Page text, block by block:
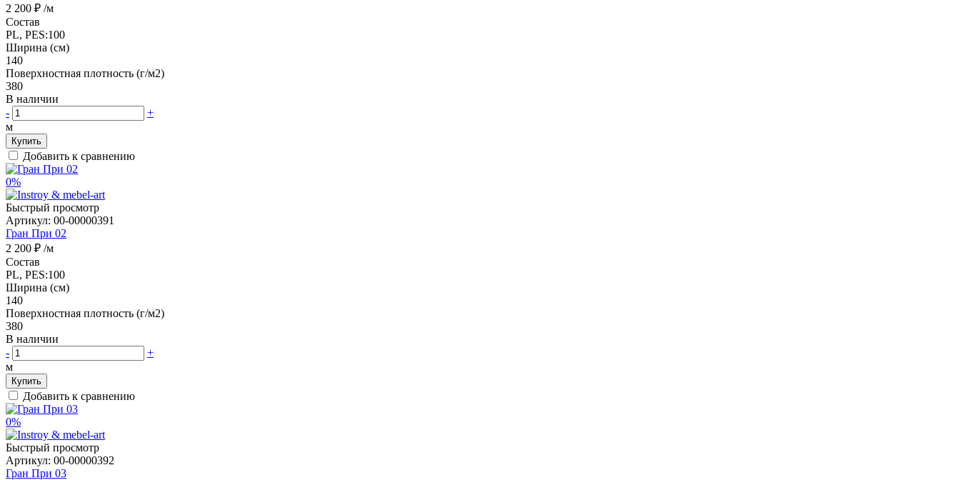
2 200 ₽ /м
Состав
PL, PES:100
Ширина (см)
140
Поверхностная плотность (г/м2)
380
В наличии
-
+
м
Купить
Добавить к сравнению
0%
Быстрый просмотр
Артикул: 00-00000391
Гран При 02
2 200 ₽ /м
Состав
PL, PES:100
Ширина (см)
140
Поверхностная плотность (г/м2)
380
В наличии
-
+
м
Купить
Добавить к сравнению
0%
Быстрый просмотр
Артикул: 00-00000392
Гран При 03